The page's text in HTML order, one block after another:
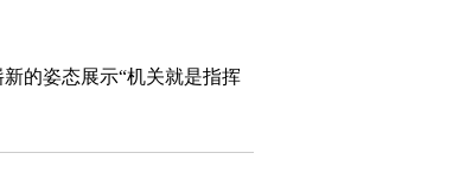
的姿态展示“机关就是指挥